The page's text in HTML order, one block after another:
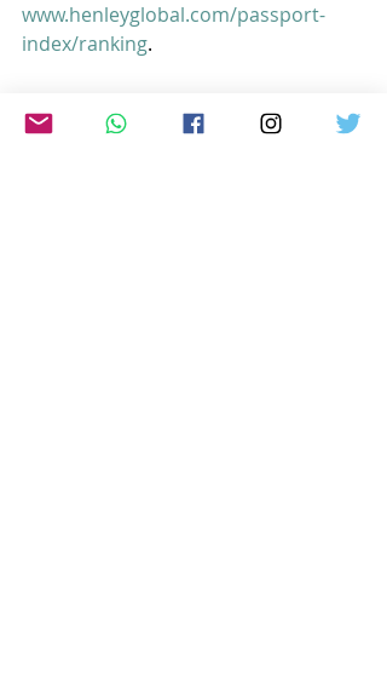
www.henleyglobal.com/passport-
index/ranking.
pasaporte más poderoso es Chile